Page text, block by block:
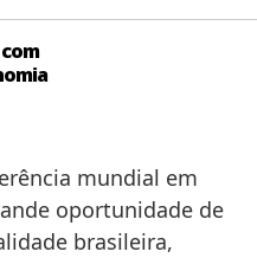
mundial em
oportunidade de
brasileira,